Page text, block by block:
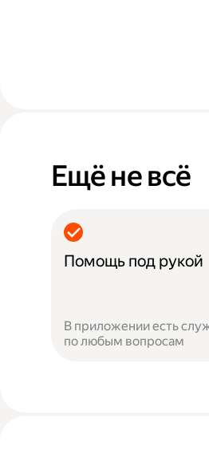
Ещё не всё
Помощь под рукой
В приложении есть
по любым вопросам